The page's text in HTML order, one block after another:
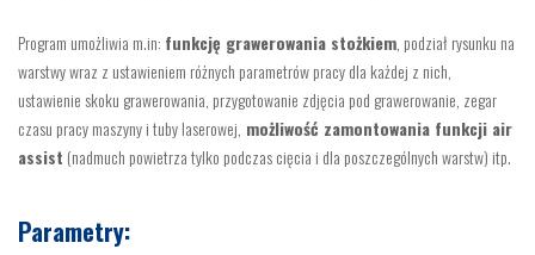
Program umożliwia m.in: funkcję grawerowania stożkiem, podział rysunku na
warstwy wraz z ustawieniem różnych parametrów pracy dla każdej z nich,
ustawienie skoku grawerowania, przygotowanie zdjęcia pod grawerowanie, zegar
czasu pracy maszyny i tuby laserowej, możliwość zamontowania funkcji air
assist (nadmuch powietrza tylko podczas cięcia i dla poszczególnych warstw) itp.
Parametry: